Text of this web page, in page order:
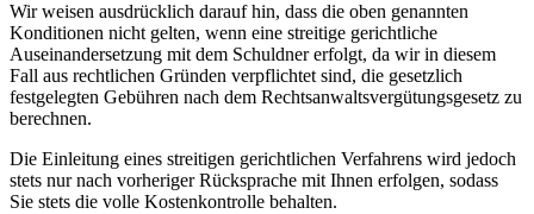
Wir weisen ausdrücklich darauf hin, dass die oben genannten
Konditionen nicht gelten, wenn eine streitige gerichtliche
Auseinandersetzung mit dem Schuldner erfolgt, da wir in diesem
Fall aus rechtlichen Gründen verpflichtet sind, die gesetzlich
festgelegten Gebühren nach dem Rechtsanwaltsvergütungsgesetz zu
berechnen.
Die Einleitung eines streitigen gerichtlichen Verfahrens wird jedoch
stets nur nach vorheriger Rücksprache mit Ihnen erfolgen, sodass
Sie stets die volle Kostenkontrolle behalten.